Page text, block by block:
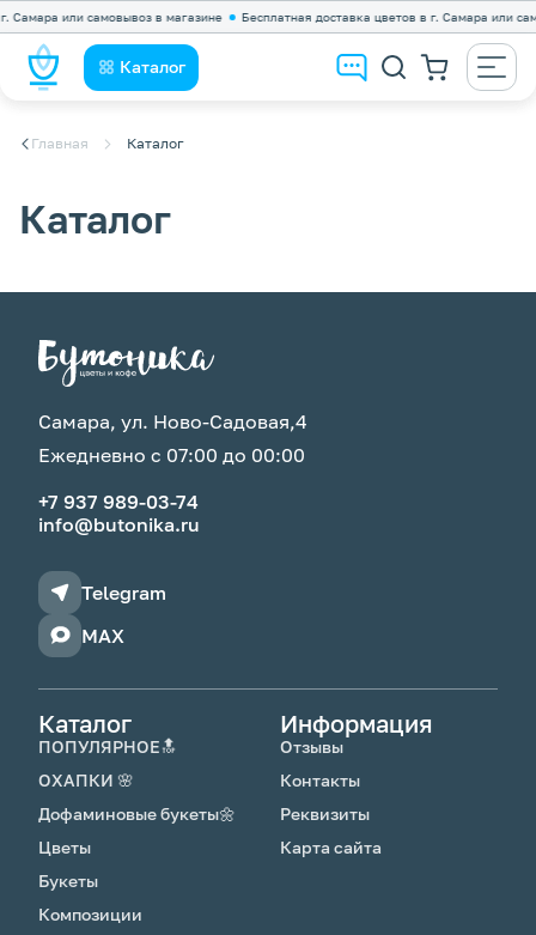
или самовывоз в магазине Бесплатная доставка цветов в г. Самара или
Каталог
Главная Каталог
Каталог
Самара, ул. Ново-Садовая,4
Ежедневно с 07:00 до 00:00
+7 937 989-03-74
info@butonika.ru
Telegram
MAX
Каталог
ПОПУЛЯРНОЕ🔝
ОХАПКИ 🌸
Дофаминовые букеты🌼
Цветы
Букеты
Композиции
Информация
Отзывы
Контакты
Реквизиты
Карта сайта